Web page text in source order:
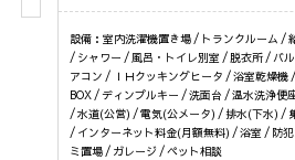
設備：室内洗濯機置き場 / トランクルーム /
/ シャワー / 風呂・トイレ別室 / 脱衣所 / バ
アコン / ＩＨクッキングヒータ / 浴室乾燥
BOX / ディンプルキー / 洗面台 / 温水洗浄便
/ 水道(公営) / 電気(公メータ) / 排水(下水) /
/ インターネット料金(月額無料) / 浴室 / 防
ミ置場 / ガレージ / ペット相談